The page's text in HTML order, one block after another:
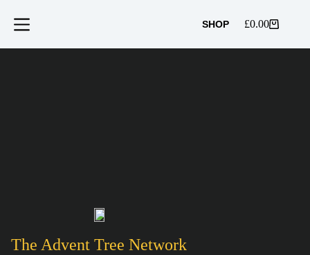
容
SHOP
购
£0.00
The Advent Tree Network